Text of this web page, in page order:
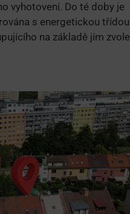
vyhotovení. Do té doby je
s energetickou třídou
na základě jím